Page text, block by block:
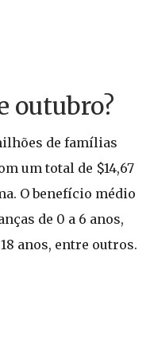
outubro?
de famílias
um total de $14,67
O benefício médio
de 0 a 6 anos,
anos, entre outros.